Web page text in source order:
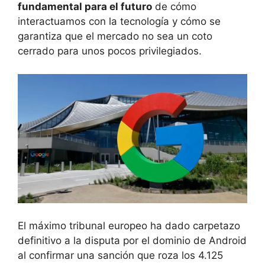
fundamental para el futuro de cómo
interactuamos con la tecnología y cómo se
garantiza que el mercado no sea un coto
cerrado para unos pocos privilegiados.
El máximo tribunal europeo ha dado carpetazo
definitivo a la disputa por el dominio de Android
al confirmar una sanción que roza los 4.125